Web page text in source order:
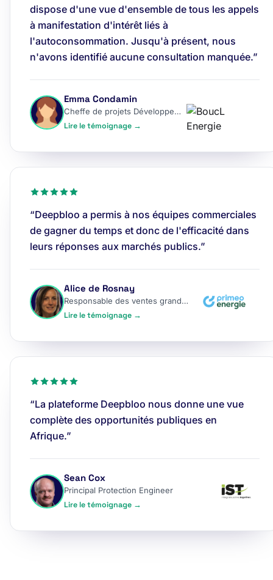
dispose d'une vue d'ensemble de tous les appels
à manifestation d'intérêt liés à
l'autoconsommation. Jusqu'à présent, nous
n'avons identifié aucune consultation manquée.”
Emma Condamin
Cheffe de projets Développement
Lire le témoignage →
“Deepbloo a permis à nos équipes commerciales
de gagner du temps et donc de l'efficacité dans
leurs réponses aux marchés publics.”
Alice de Rosnay
Responsable des ventes grands comptes
Lire le témoignage →
“La plateforme Deepbloo nous donne une vue
complète des opportunités publiques en
Afrique.”
Sean Cox
Principal Protection Engineer
Lire le témoignage →